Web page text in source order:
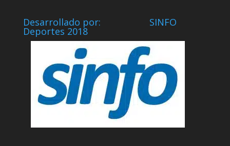
Desarrollado por: SINFO
Deportes 2018